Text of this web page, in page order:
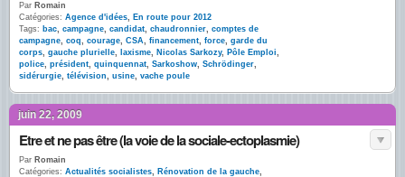
Par Romain
Catégories: Agence d'idées, En route pour 2012
Tags: bac, campagne, candidat, chaudronnier, comptes de
campagne, coq, courage, CSA, financement, force, garde du
corps, gauche plurielle, laxisme, Nicolas Sarkozy, Pôle Emploi,
police, président, quinquennat, Sarkoshow, Schrödinger,
sidérurgie, télévision, usine, vache poule
juin 22, 2009
Etre et ne pas être (la voie de la sociale-ectoplasmie)
Par Romain
Catégories: Actualités socialistes, Rénovation de la gauche,